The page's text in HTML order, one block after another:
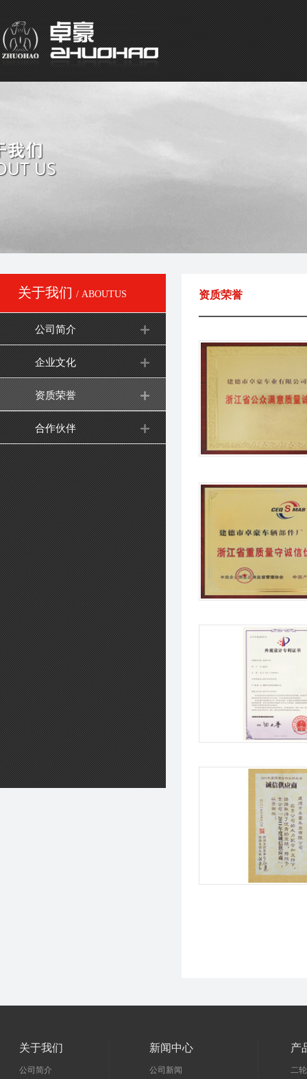
关于我们 / ABOUTUS
公司简介
企业文化
资质荣誉
合作伙伴
资质荣誉
关于我们
公司简介
新闻中心
公司新闻
产
二